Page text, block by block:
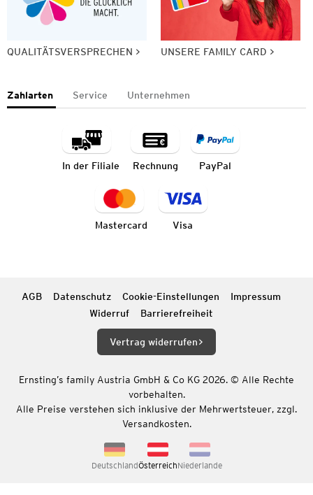
QUALITÄTSVERSPRECHEN UNSERE FAMILY CARD
Zahlarten Service Unternehmen
In der Filiale Rechnung PayPal
Mastercard Visa
AGB Datenschutz Cookie-Einstellungen
Impressum
Widerruf
Barrierefreiheit
Vertrag widerrufen
Ernsting’s family Austria GmbH & Co KG 2026. © Alle Rechte
vorbehalten.
Alle Preise verstehen sich inklusive der Mehrwertsteuer, zzgl.
Versandkosten.
DeutschlandÖsterreichNiederlande